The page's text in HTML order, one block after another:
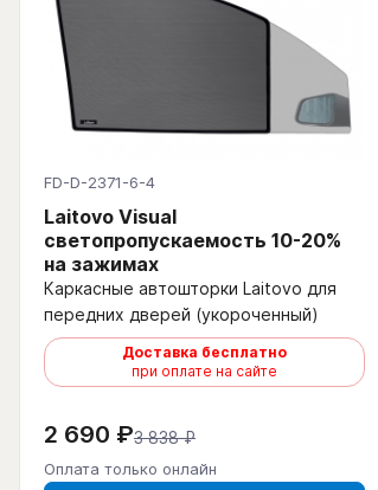
FD-D-2371-6-4
Laitovo Visual
светопропускаемость 10-20%
на зажимах
Каркасные автошторки Laitovo для
передних дверей (укороченный)
Доставка бесплатно
при оплате на сайте
2 690 ₽3 838 ₽
Оплата только онлайн